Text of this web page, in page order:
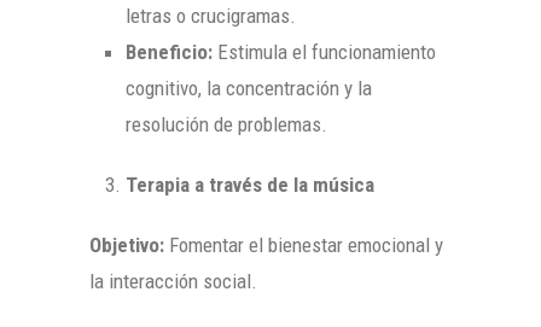
letras o crucigramas.
Beneficio: Estimula el funcionamiento
cognitivo, la concentración y la
resolución de problemas.
Terapia a través de la música
Objetivo: Fomentar el bienestar emocional y
la interacción social.